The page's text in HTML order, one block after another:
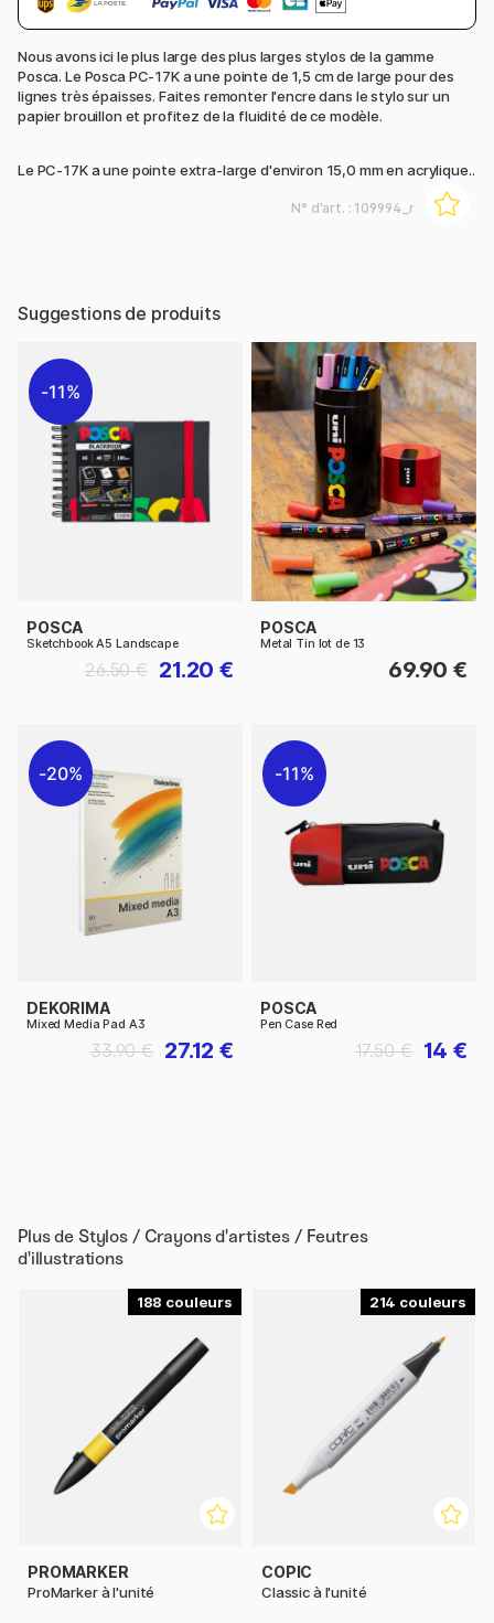
Nous avons ici le plus large des plus larges stylos de la gamme
Posca. Le Posca PC-17K a une pointe de 1,5 cm de large pour des
lignes très épaisses. Faites remonter l'encre dans le stylo sur un
papier brouillon et profitez de la fluidité de ce modèle.
Le PC-17K a une pointe extra-large d'environ 15,0 mm en acrylique..
N° d'art. : 109994_r
Suggestions de produits
11%
POSCA
Sketchbook A5 Landscape
21.20 €
26.50 €
POSCA
Metal Tin lot de 13
69.90 €
20%
DEKORIMA
Mixed Media Pad A3
27.12 €
33.90 €
11%
POSCA
Pen Case Red
14 €
17.50 €
Plus de Stylos / Crayons d'artistes / Feutres
d'illustrations
188
PROMARKER
ProMarker à l'unité
214
COPIC
Classic à l'unité